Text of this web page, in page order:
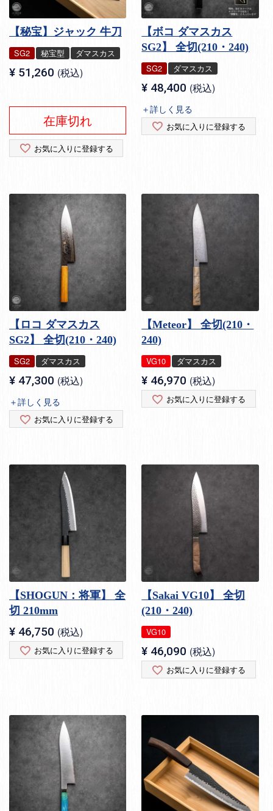
【秘宝】ジャック 牛刀
SG2 秘宝型 ダマスカス
¥ 51,260 税込
在庫切れ
お気に入りに登録する
【ボコ ダマスカス
SG2】 全切(210・240)
SG2 ダマスカス
¥ 48,400 税込
＋詳しく見る
お気に入りに登録する
【ロコ ダマスカス
SG2】 全切(210・240)
SG2 ダマスカス
¥ 47,300 税込
＋詳しく見る
お気に入りに登録する
【Meteor】 全切(210・
240)
VG10 ダマスカス
¥ 46,970 税込
お気に入りに登録する
【SHOGUN：将軍】 全
切 210mm
¥ 46,750 税込
お気に入りに登録する
【Sakai VG10】 全切
(210・240)
VG10
¥ 46,090 税込
お気に入りに登録する